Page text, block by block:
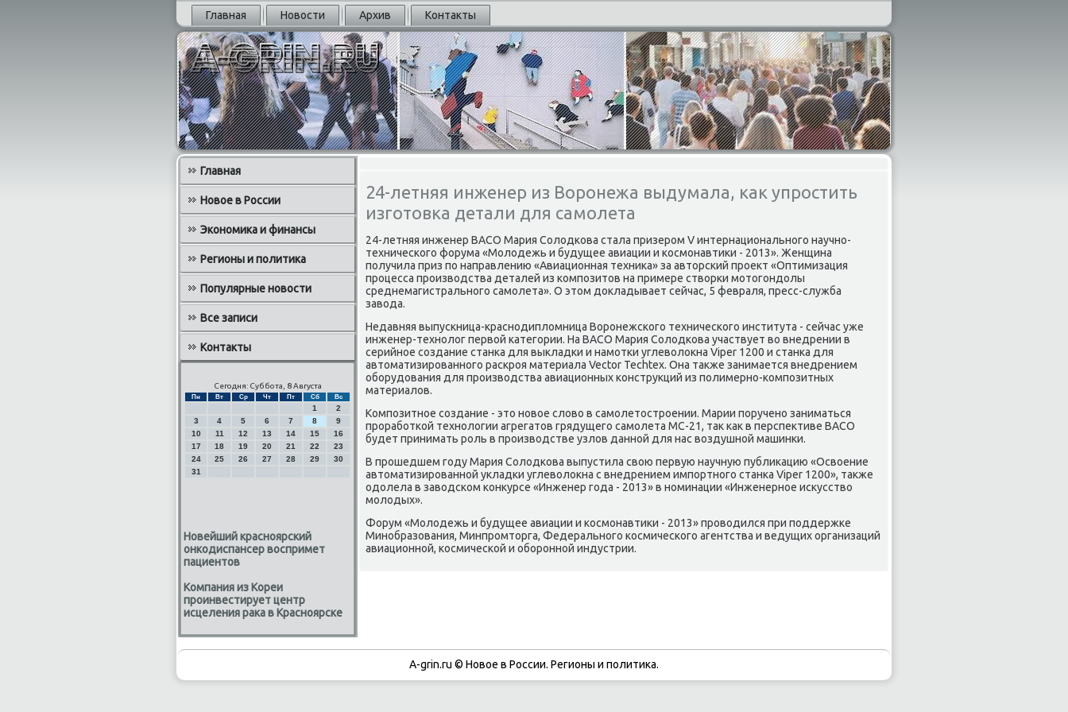
Главная Новости Архив Контакты
Главная
Новое в России
Экономика и финансы
Регионы и политика
Популярные новости
Все записи
Контакты
Сегодня: Суббота, 8 Августа
Пн Вт Ср Чт Пт Сб Вс
1
2
3
4 5 6 7 8
9
10
11 12 13 14 15
16
17
18 19 20 21 22
23
24
25 26 27 28 29
30
31
Новейший красноярский
онкодиспансер воспримет
пациентов
Компания из Кореи
проинвестирует центр
исцеления рака в Красноярске
24-летняя инженер из Воронежа выдумала, как упростить
изготовка детали для самолета
24-летняя инженер ВАСО Мария Солодкова стала призером V интернационального научно-
технического форума «Молодежь и будущее авиации и космонавтики - 2013». Женщина
получила приз по направлению «Авиационная техника» за авторский проект «Оптимизация
процесса производства деталей из композитов на примере створки мотогондолы
среднемагистрального самолета». О этом докладывает сейчас, 5 февраля, пресс-служба
завода.
Недавняя выпускница-краснодипломница Воронежского технического института - сейчас уже
инженер-технолог первой категории. На ВАСО Мария Солодкова участвует во внедрении в
серийное создание станка для выкладки и намотки углеволокна Viper 1200 и станка для
автоматизированного раскроя материала Vector Techtex. Она также занимается внедрением
оборудования для производства авиационных конструкций из полимерно-композитных
материалов.
Композитное создание - это новое слово в самолетостроении. Марии поручено заниматься
проработкой технологии агрегатов грядущего самолета МС-21, так как в перспективе ВАСО
будет принимать роль в производстве узлов данной для нас воздушной машинки.
В прошедшем году Мария Солодкова выпустила свою первую научную публикацию «Освоение
автоматизированной укладки углеволокна с внедрением импортного станка Viper 1200», также
одолела в заводском конкурсе «Инженер года - 2013» в номинации «Инженерное искусство
молодых».
Форум «Молодежь и будущее авиации и космонавтики - 2013» проводился при поддержке
Минобразования, Минпромторга, Федерального космического агентства и ведущих организаций
авиационной, космической и оборонной индустрии.
A-grin.ru © Новое в России. Регионы и политика.